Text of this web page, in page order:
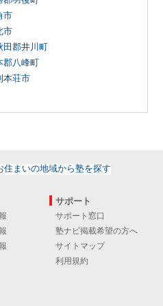
市
市
田郡井川町
郡八峰町
本荘市
サポート
サポート窓口
塾ナビ掲載希望の方へ
サイトマップ
利用規約